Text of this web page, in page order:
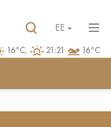
16°C, 21:21 16°C
EE